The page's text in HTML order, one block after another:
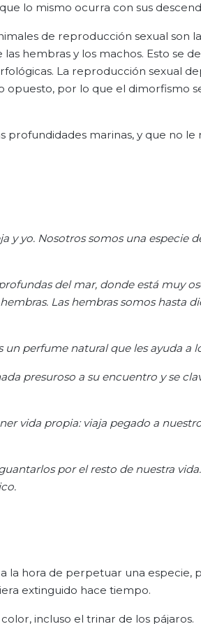
lo mismo ocurra con sus
de reproducción sexual son
hembras y los machos. Esto se
La reproducción sexual
opuesto, por lo que el dimorfismo
profundidades marinas, y que no
yo. Nosotros somos una especie
del mar, donde está muy
Las hembras somos hasta
perfume natural que les ayuda a
presuroso a su encuentro y se
vida propia: viaja pegado a
por el resto de nuestra
la hora de perpetuar una especie,
extinguido hace tiempo.
incluso el trinar de los pájaros.